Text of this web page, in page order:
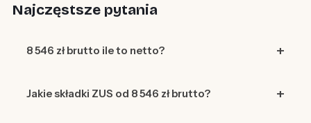
Najczęstsze pytania
8 546 zł brutto ile to netto?
Jakie składki ZUS od 8 546 zł brutto?